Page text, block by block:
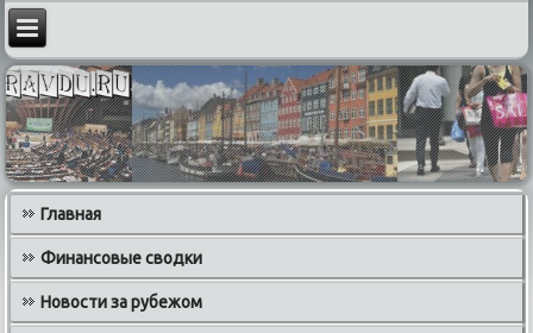
Главная
Финансовые сводки
Новости за рубежом